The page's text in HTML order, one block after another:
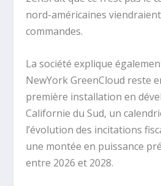
nord-américaines viendraient
commandes.
La société explique
NewYork GreenCloud reste
première installation en
Californie du Sud, un
l’évolution des incitations
une montée en puissance
entre 2026 et 2028.